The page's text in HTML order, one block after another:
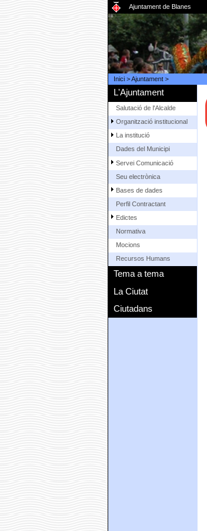
Ajuntament de Blanes
Inici>Ajuntament>
L'Ajuntament
Salutació de l'Alcalde
Organització institucional
La institució
Dades del Municipi
Servei Comunicació
Seu electrònica
Bases de dades
Perfil Contractant
Edictes
Normativa
Mocions
Recursos Humans
Tema a tema
La Ciutat
Ciutadans